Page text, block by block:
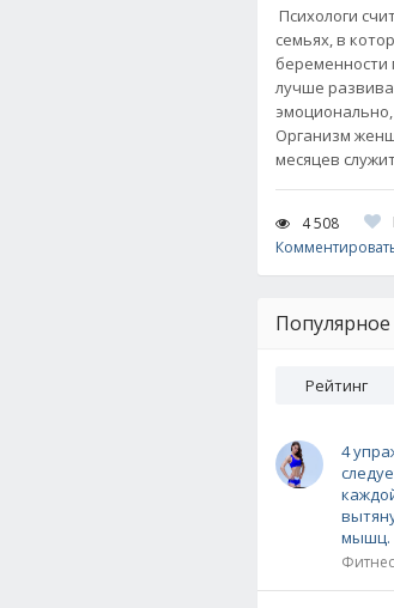
Психологи
семьях, в
беременности
лучше
Организм
месяцев
4 508
Популярное
Рейтинг
4
мышц.
Фитнес